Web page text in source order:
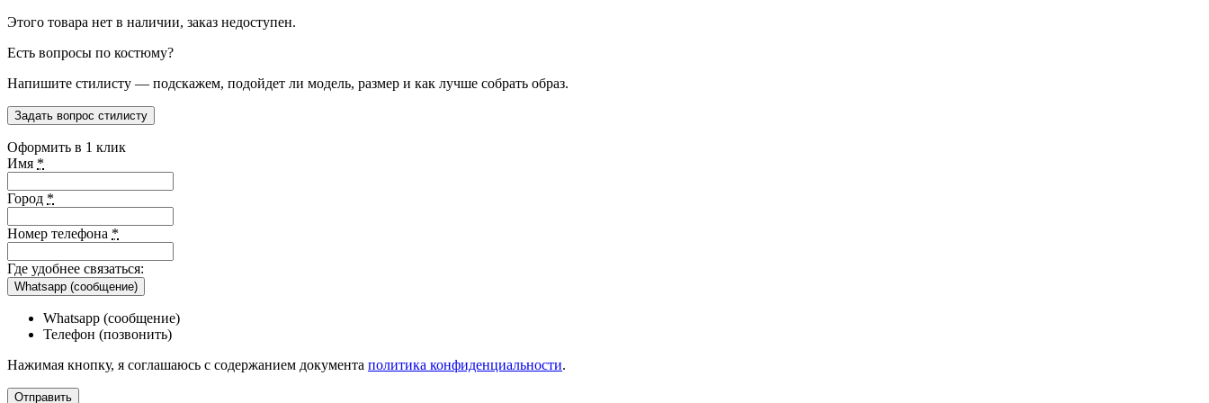
Этого товара нет в наличии, заказ недоступен.
Есть вопросы по костюму?
Напишите стилисту — подскажем, подойдет ли модель, размер и как лучше собрать образ.
Задать вопрос стилисту
Оформить в 1 клик
Имя *
Город *
Номер телефона *
Где удобнее связаться:
Whatsapp (сообщение)
Whatsapp (сообщение)
Телефон (позвонить)
Нажимая кнопку, я соглашаюсь с содержанием документа политика конфиденциальности.